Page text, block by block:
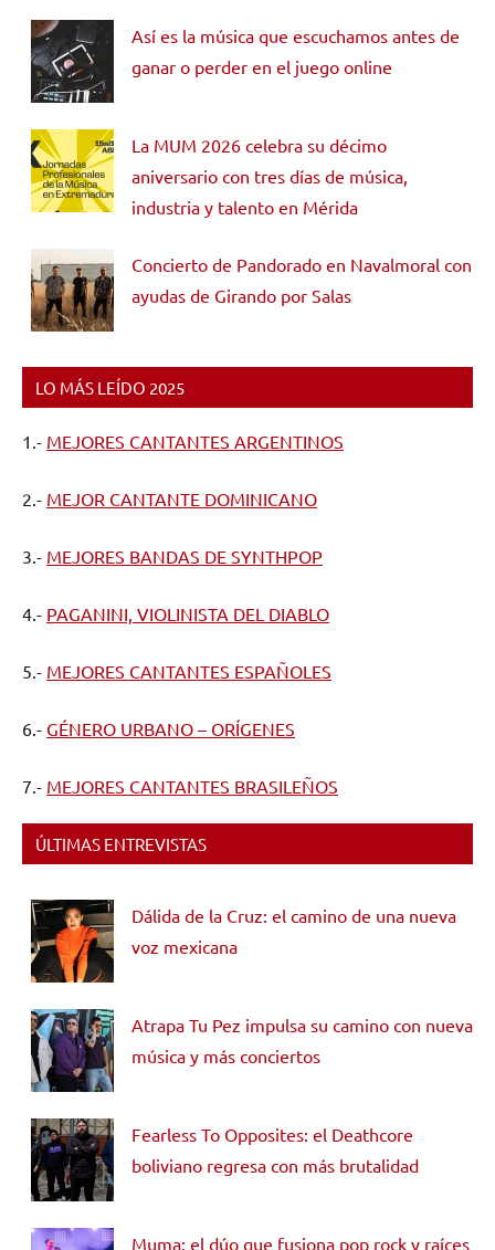
Así es la música que escuchamos antes de
ganar o perder en el juego online
La MUM 2026 celebra su décimo
aniversario con tres días de música,
industria y talento en Mérida
Concierto de Pandorado en Navalmoral con
ayudas de Girando por Salas
LO MÁS LEÍDO 2025
1.- MEJORES CANTANTES ARGENTINOS
2.- MEJOR CANTANTE DOMINICANO
3.- MEJORES BANDAS DE SYNTHPOP
4.- PAGANINI, VIOLINISTA DEL DIABLO
5.- MEJORES CANTANTES ESPAÑOLES
6.- GÉNERO URBANO – ORÍGENES
7.- MEJORES CANTANTES BRASILEÑOS
ÚLTIMAS ENTREVISTAS
Dálida de la Cruz: el camino de una nueva
voz mexicana
Atrapa Tu Pez impulsa su camino con nueva
música y más conciertos
Fearless To Opposites: el Deathcore
boliviano regresa con más brutalidad
Muma: el dúo que fusiona pop rock y raíces